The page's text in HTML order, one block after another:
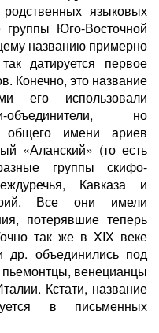
языковых
группы Юго-Восточной
названию примерно
датируется первое
Конечно, это название
его использовали
объединители, но
общего имени ариев
«Аланский» (то есть
группы скифо-
Кавказа и
Все они имели
потерявшие теперь
так же в XIX веке
объединились под
венецианцы
Кстати, название
в письменных